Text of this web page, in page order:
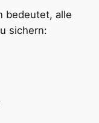
bedeutet, alle
sichern: